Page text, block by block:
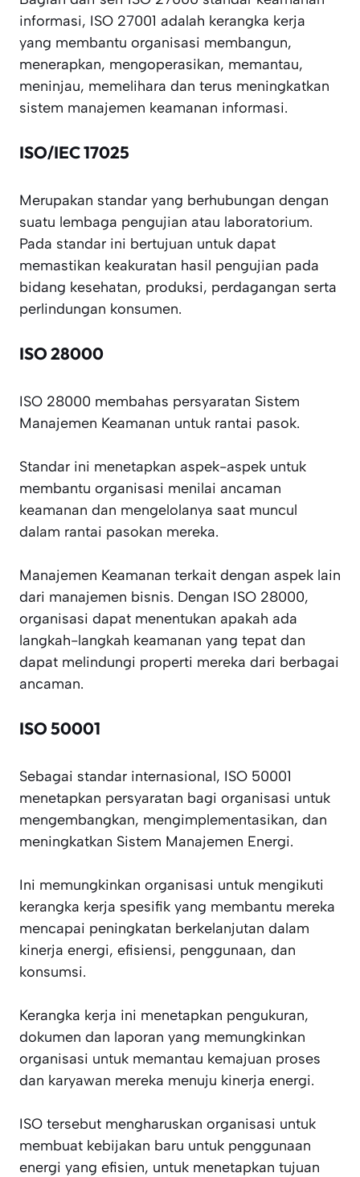
informasi, ISO 27001 adalah kerangka kerja
yang membantu organisasi membangun,
menerapkan, mengoperasikan, memantau,
meninjau, memelihara dan terus meningkatkan
sistem manajemen keamanan informasi.
ISO/IEC 17025
Merupakan standar yang berhubungan dengan
suatu lembaga pengujian atau laboratorium.
Pada standar ini bertujuan untuk dapat
memastikan keakuratan hasil pengujian pada
bidang kesehatan, produksi, perdagangan serta
perlindungan konsumen.
ISO 28000
ISO 28000 membahas persyaratan Sistem
Manajemen Keamanan untuk rantai pasok.
Standar ini menetapkan aspek-aspek untuk
membantu organisasi menilai ancaman
keamanan dan mengelolanya saat muncul
dalam rantai pasokan mereka.
Manajemen Keamanan terkait dengan aspek lain
dari manajemen bisnis. Dengan ISO 28000,
organisasi dapat menentukan apakah ada
langkah-langkah keamanan yang tepat dan
dapat melindungi properti mereka dari berbagai
ancaman.
ISO 50001
Sebagai standar internasional, ISO 50001
menetapkan persyaratan bagi organisasi untuk
mengembangkan, mengimplementasikan, dan
meningkatkan Sistem Manajemen Energi.
Ini memungkinkan organisasi untuk mengikuti
kerangka kerja spesifik yang membantu mereka
mencapai peningkatan berkelanjutan dalam
kinerja energi, efisiensi, penggunaan, dan
konsumsi.
Kerangka kerja ini menetapkan pengukuran,
dokumen dan laporan yang memungkinkan
organisasi untuk memantau kemajuan proses
dan karyawan mereka menuju kinerja energi.
ISO tersebut mengharuskan organisasi untuk
membuat kebijakan baru untuk penggunaan
energi yang efisien, untuk menetapkan tujuan